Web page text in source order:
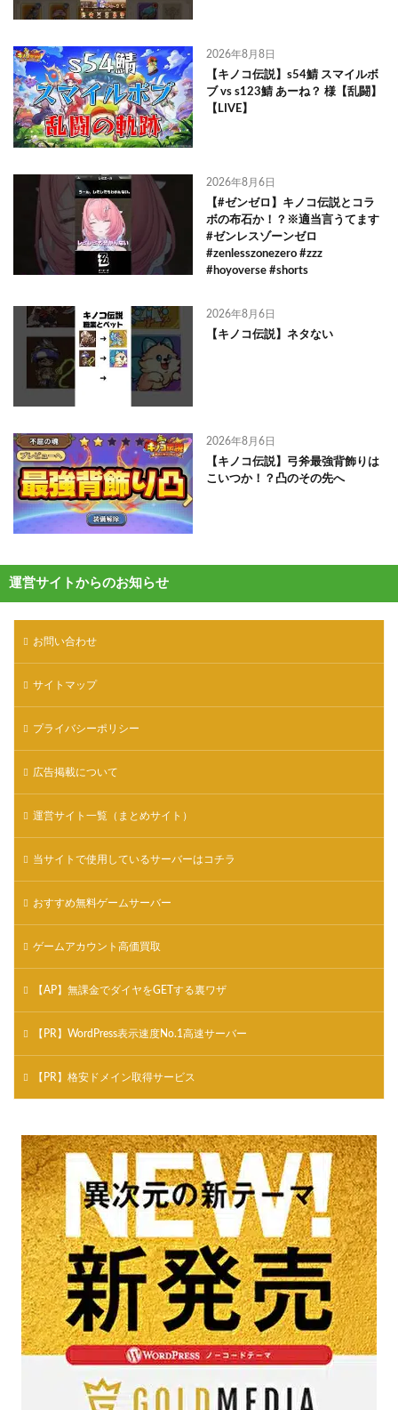
2026年8月8日
【キノコ伝説】s54鯖 スマイルボ
ブ vs s123鯖 あーね？ 様【乱闘】
【LIVE】
2026年8月6日
【#ゼンゼロ】キノコ伝説とコラ
ボの布石か！？※適当言うてます
#ゼンレスゾーンゼロ
#zenlesszonezero #zzz
#hoyoverse #shorts
2026年8月6日
【キノコ伝説】ネタない
2026年8月6日
【キノコ伝説】弓斧最強背飾りは
こいつか！？凸のその先へ
運営サイトからのお知らせ
お問い合わせ
サイトマップ
プライバシーポリシー
広告掲載について
運営サイト一覧（まとめサイト）
当サイトで使用しているサーバーはコチラ
おすすめ無料ゲームサーバー
ゲームアカウント高価買取
【AP】無課金でダイヤをGETする裏ワザ
【PR】WordPress表示速度No.1高速サーバー
【PR】格安ドメイン取得サービス